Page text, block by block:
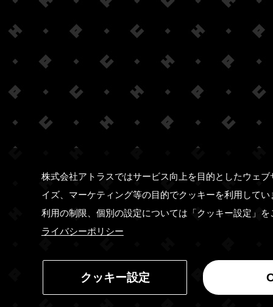
株式会社アトラスではサービス向上を目的としたウェ
イズ、マーケティング等の目的でクッキーを利用して
利用の制限、個別の設定については「クッキー設定」
ライバシーポリシー
クッキー設定